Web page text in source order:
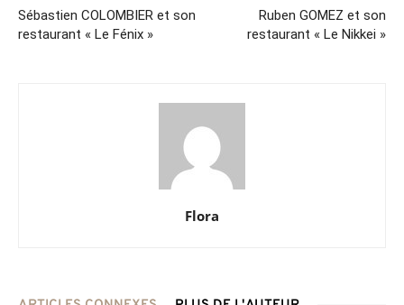
Sébastien COLOMBIER et son
restaurant « Le Fénix »
Ruben GOMEZ et son
restaurant « Le Nikkei »
Flora